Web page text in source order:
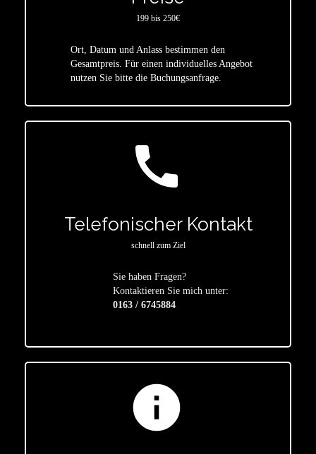
199 bis 250€
Ort, Datum und Anlass bestimmen den
Gesamtpreis. Für einen individuelles Angebot
nutzen Sie bitte die Buchungsanfrage.
call
Telefonischer Kontakt
schnell zum Ziel
Sie haben Fragen?
Kontaktieren Sie mich unter:
0163 / 6745884
info